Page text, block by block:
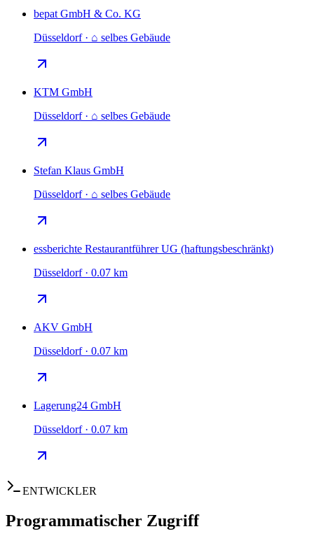
bepat GmbH & Co. KG
Düsseldorf · ⌂ selbes Gebäude
KTM GmbH
Düsseldorf · ⌂ selbes Gebäude
Stefan Klaus GmbH
Düsseldorf · ⌂ selbes Gebäude
essberichte Restaurantführer UG (haftungsbeschränkt)
Düsseldorf · 0.07 km
AKV GmbH
Düsseldorf · 0.07 km
Lagerung24 GmbH
Düsseldorf · 0.07 km
ENTWICKLER
Programmatischer Zugriff